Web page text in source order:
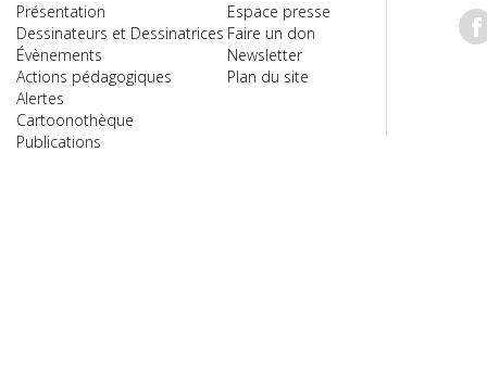
Présentation
Dessinateurs et Dessinatrices
Évènements
Actions pédagogiques
Alertes
Cartoonothèque
Publications
Espace presse
Faire un don
Newsletter
Plan du site